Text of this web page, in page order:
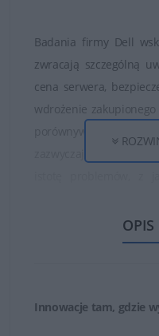
Badania firmy Dell
zwracają szczególną
cena serwera,
wdrożenie
porównywalnych
zazwyczaj
istotę problemów, z
bezpieczeństwo,
Dell posiada
serwerowej lub
OPIS
Innowacje tam, gdzie